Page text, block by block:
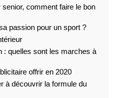
comment faire le bon
passion pour un sport ?
: quelles sont les marches à
offrir en 2020
à découvrir la formule du